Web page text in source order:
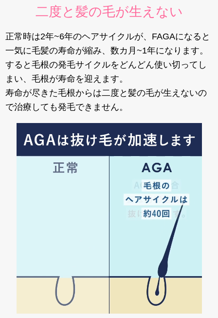
二度と髪の毛が生えない
正常時は2年~6年のヘアサイクルが、FAGAになると
一気に毛髪の寿命が縮み、数カ月~1年になります。
すると毛根の発毛サイクルをどんどん使い切ってし
まい、毛根が寿命を迎えます。
寿命が尽きた毛根からは二度と髪の毛が生えないの
で治療しても発毛できません。